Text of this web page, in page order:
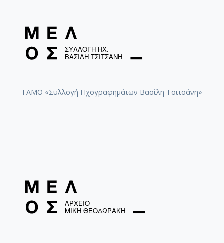
ΤΑΜΟ «Συλλογή Ηχογραφημάτων Βασίλη Τσιτσάνη»